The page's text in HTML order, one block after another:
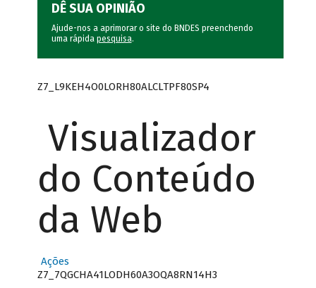
DÊ SUA OPINIÃO
Ajude-nos a aprimorar o site do BNDES preenchendo
uma rápida pesquisa.
Z7_L9KEH4O0LORH80ALCLTPF80SP4
Visualizador
do Conteúdo
da Web
Ações
Z7_7QGCHA41LODH60A3OQA8RN14H3